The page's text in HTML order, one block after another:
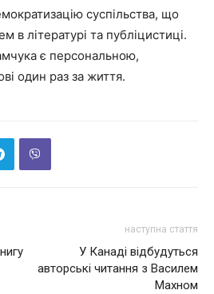
суспільства, що
в літературі та публіцистиці.
є персональною,
один раз за життя.
наступна стаття
У Канаді відбудуться
авторські читання з Василем
Махном